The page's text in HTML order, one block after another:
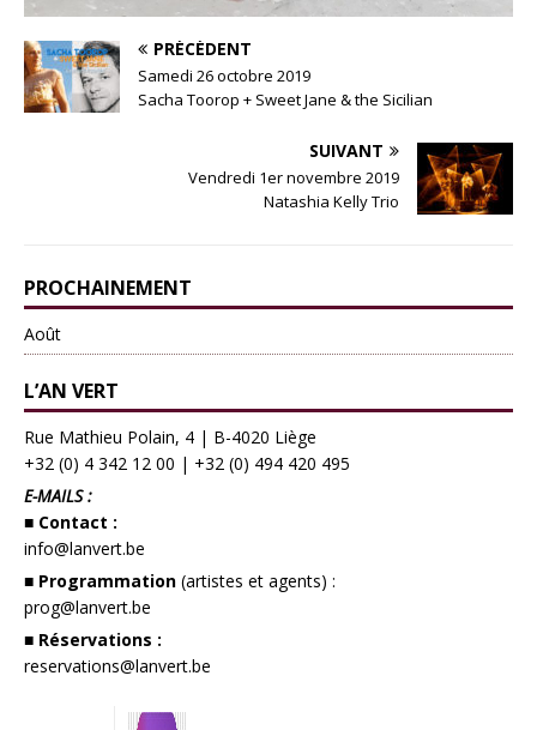
PRÉCÉDENT
Samedi 26 octobre 2019
Sacha Toorop + Sweet Jane & the Sicilian
SUIVANT
Vendredi 1er novembre 2019
Natashia Kelly Trio
PROCHAINEMENT
Août
L’AN VERT
Rue Mathieu Polain, 4 | B-4020 Liège
+32 (0) 4 342 12 00 | +32 (0) 494 420 495
E-MAILS :
■ Contact :
info@lanvert.be
■ Programmation (artistes et agents) :
prog@lanvert.be
■ Réservations :
reservations@lanvert.be